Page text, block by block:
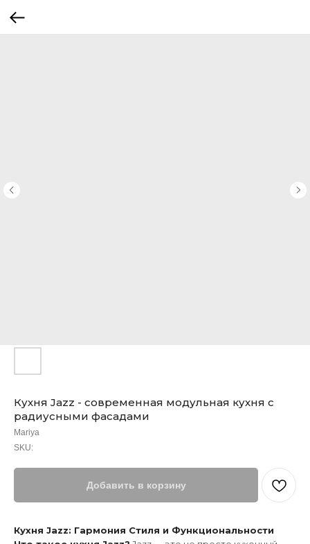
Кухня Jazz - современная модульная кухня с
радиусными фасадами
Mariya
SKU:
Добавить в корзину
Кухня Jazz: Гармония Стиля и Функциональности